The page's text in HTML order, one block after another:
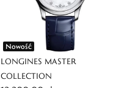
Nowość
LONGINES MASTER
COLLECTION